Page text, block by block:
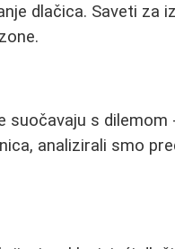
dlačica. Saveti za
suočavaju s dilemom
analizirali smo